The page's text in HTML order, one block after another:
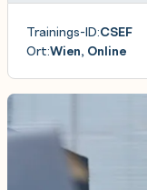
Trainings-ID:CSEF
Ort:Wien, Online